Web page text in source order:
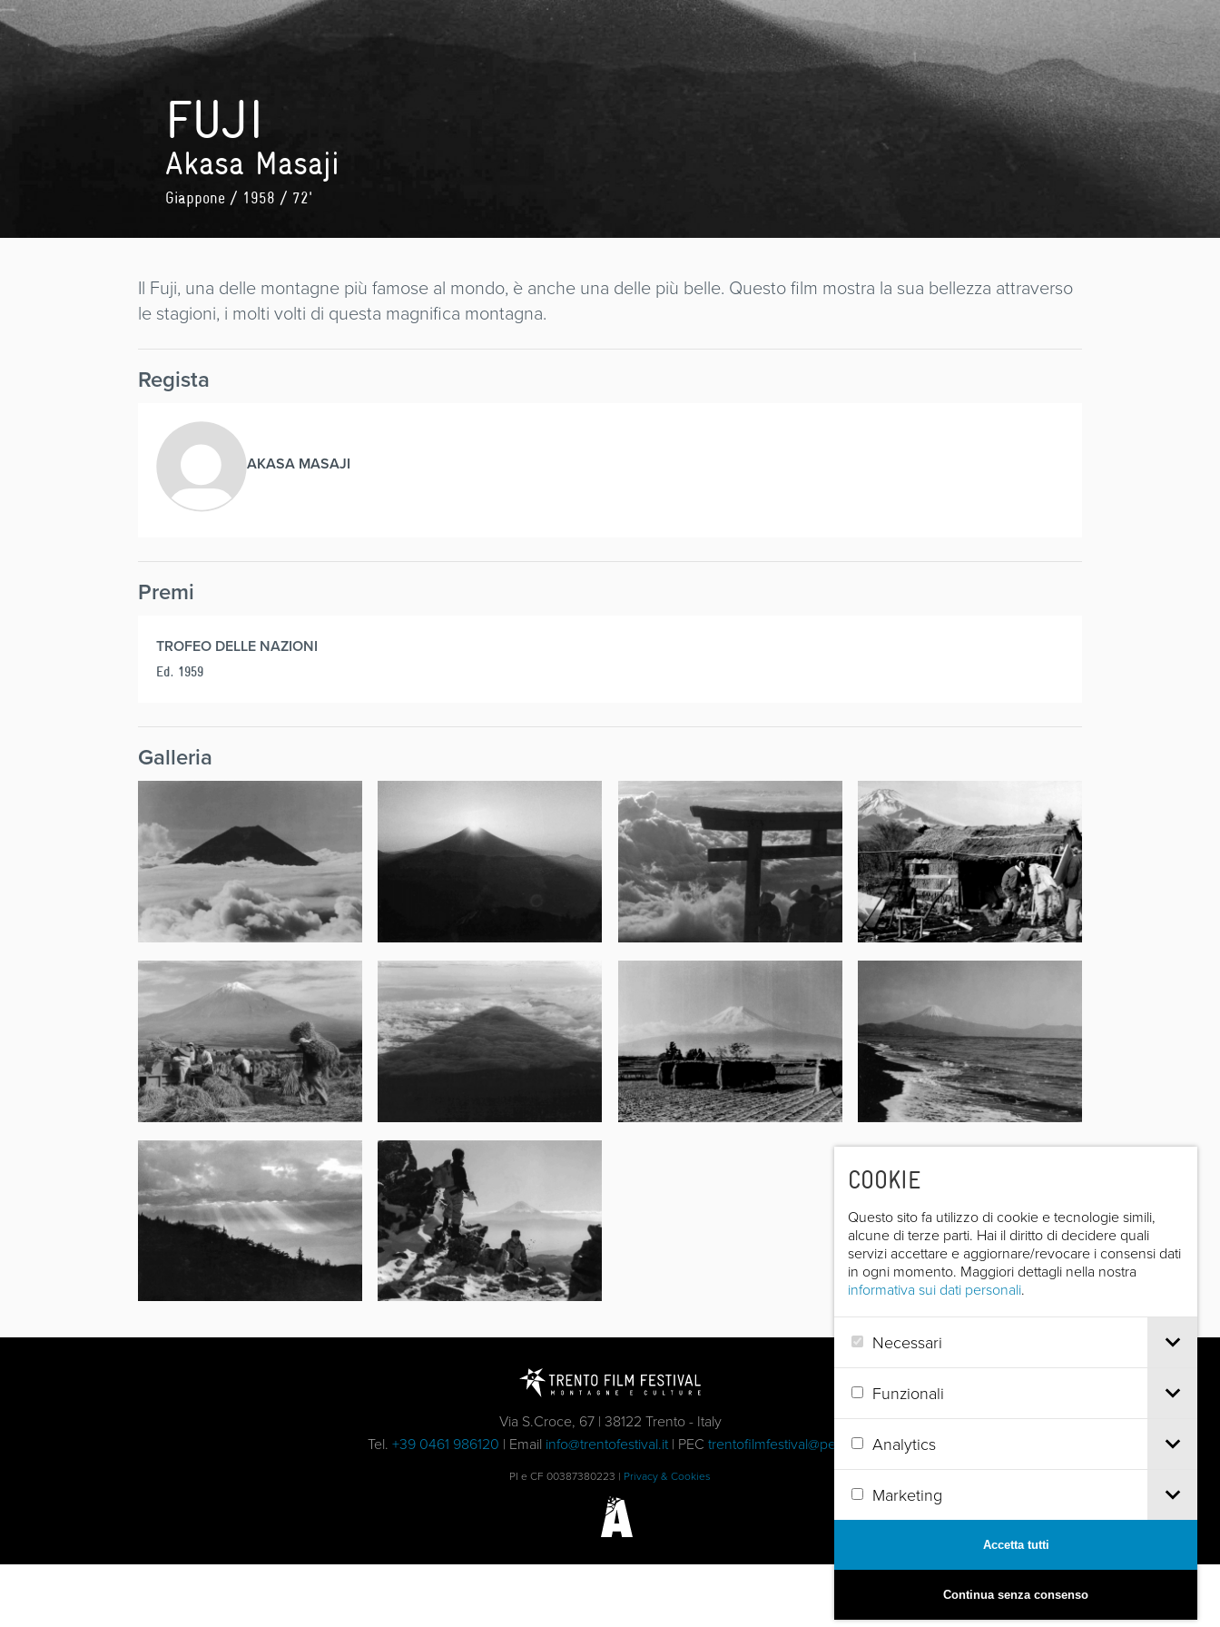
COOKIE
Questo sito fa utilizzo di cookie e tecnologie simili,
alcune di terze parti. Hai il diritto di decidere quali
servizi accettare e aggiornare/revocare i consensi dati
in ogni momento. Maggiori dettagli nella nostra
informativa sui dati personali.
Necessari
Funzionali
Analytics
Marketing
Accetta tutti
Continua senza consenso
FUJI
Akasa Masaji
Giappone / 1958 / 72'
Il Fuji, una delle montagne più famose al mondo, è anche una delle più belle. Questo film mostra la sua bellezza attraverso
le stagioni, i molti volti di questa magnifica montagna.
Regista
AKASA MASAJI
Premi
TROFEO DELLE NAZIONI
Ed. 1959
Galleria
Via S.Croce, 67 | 38122 Trento - Italy
Tel. +39 0461 986120 | Email info@trentofestival.it| PEC trentofilmfestival@pec.it
PI e CF 00387380223 | Privacy & Cookies